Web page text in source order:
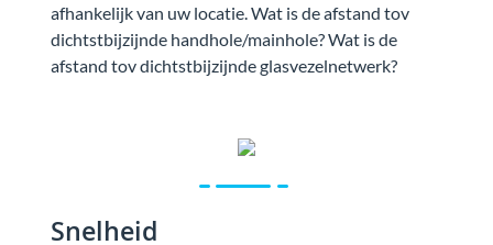
afhankelijk van uw locatie. Wat is de afstand tov
dichtstbijzijnde handhole/mainhole? Wat is de
afstand tov dichtstbijzijnde glasvezelnetwerk?
Snelheid